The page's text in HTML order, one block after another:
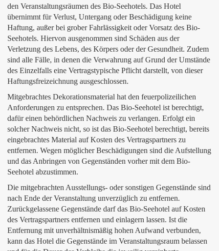
den Veranstaltungsräumen des Bio-Seehotels. Das Hotel
übernimmt für Verlust, Untergang oder Beschädigung keine
Haftung, außer bei grober Fahrlässigkeit oder Vorsatz des Bio-
Seehotels. Hiervon ausgenommen sind Schäden aus der
Verletzung des Lebens, des Körpers oder der Gesundheit. Zudem
sind alle Fälle, in denen die Verwahrung auf Grund der Umstände
des Einzelfalls eine Vertragstypische Pflicht darstellt, von dieser
Haftungsfreizeichnung ausgeschlossen.
Mitgebrachtes Dekorationsmaterial hat den feuerpolizeilichen
Anforderungen zu entsprechen. Das Bio-Seehotel ist berechtigt,
dafür einen behördlichen Nachweis zu verlangen. Erfolgt ein
solcher Nachweis nicht, so ist das Bio-Seehotel berechtigt, bereits
eingebrachtes Material auf Kosten des Vertragspartners zu
entfernen. Wegen möglicher Beschädigungen sind die Aufstellung
und das Anbringen von Gegenständen vorher mit dem Bio-
Seehotel abzustimmen.
Die mitgebrachten Ausstellungs- oder sonstigen Gegenstände sind
nach Ende der Veranstaltung unverzüglich zu entfernen.
Zurückgelassene Gegenstände darf das Bio-Seehotel auf Kosten
des Vertragspartners entfernen und einlagern lassen. Ist die
Entfernung mit unverhältnismäßig hohen Aufwand verbunden,
kann das Hotel die Gegenstände im Veranstaltungsraum belassen